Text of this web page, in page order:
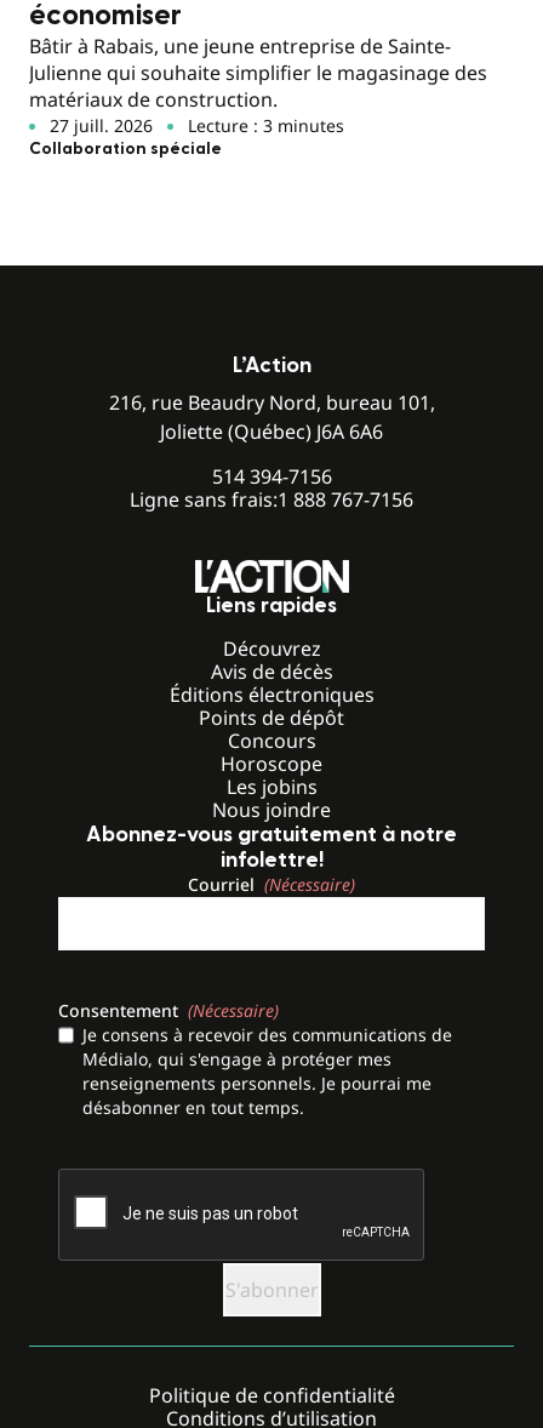
économiser
Bâtir à Rabais, une jeune entreprise de Sainte-
Julienne qui souhaite simplifier le magasinage des
matériaux de construction.
27 juill. 2026 Lecture : 3 minutes
Collaboration spéciale
L’Action
216, rue Beaudry Nord, bureau 101,
Joliette (Québec) J6A 6A6
514 394-7156
Ligne sans frais:1 888 767-7156
Liens rapides
Découvrez
Avis de décès
Éditions électroniques
Points de dépôt
Concours
Horoscope
Les jobins
Nous joindre
Abonnez-vous gratuitement à notre
infolettre!
Courriel (Nécessaire)
Consentement (Nécessaire)
Je consens à recevoir des communications de
Médialo, qui s'engage à protéger mes
renseignements personnels. Je pourrai me
désabonner en tout temps.
Politique de confidentialité
Conditions d’utilisation